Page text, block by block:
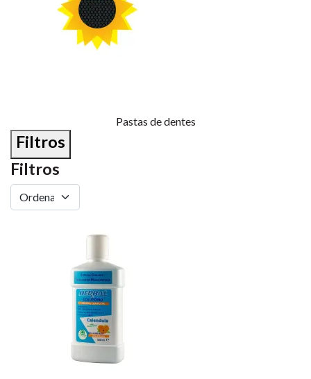
Pastas de dentes
Filtros
Filtros